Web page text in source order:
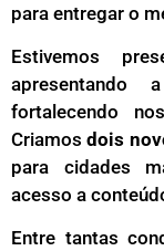
para entregar o
Estivemos
apresentando
fortalecendo
Criamosdois
para cidades
acesso a
Entre tantas